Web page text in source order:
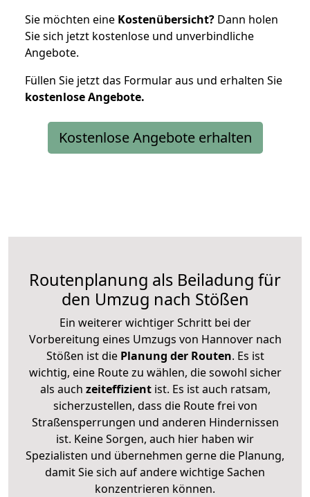
Sie möchten eine Kostenübersicht? Dann holen
Sie sich jetzt kostenlose und unverbindliche
Angebote.
Füllen Sie jetzt das Formular aus und erhalten Sie
kostenloseAngebote.
Kostenlose Angebote erhalten
Routenplanung als Beiladung für
den Umzug nach Stößen
Ein weiterer wichtiger Schritt bei der
Vorbereitung eines Umzugs von Hannover nach
Stößen ist diePlanung der Routen. Es ist
wichtig, eine Route zu wählen, die sowohl sicher
als auch zeiteffizientist. Es ist auch ratsam,
sicherzustellen, dass die Route frei von
Straßensperrungen und anderen Hindernissen
ist. Keine Sorgen, auch hier haben wir
Spezialisten und übernehmen gerne die Planung,
damit Sie sich auf andere wichtige Sachen
konzentrieren können.